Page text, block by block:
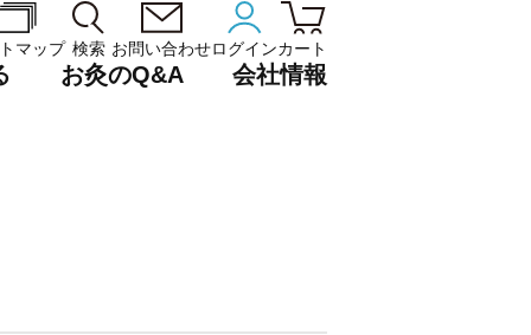
マップ 検索 お問い合わせログインカート
お灸のQ&A 会社情報